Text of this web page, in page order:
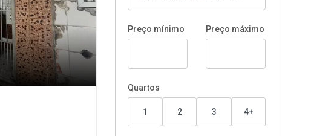
Preço mínimo Preço máximo
Quartos
1 2 3 4+